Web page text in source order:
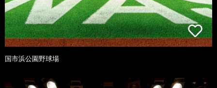
国市浜公園野球場